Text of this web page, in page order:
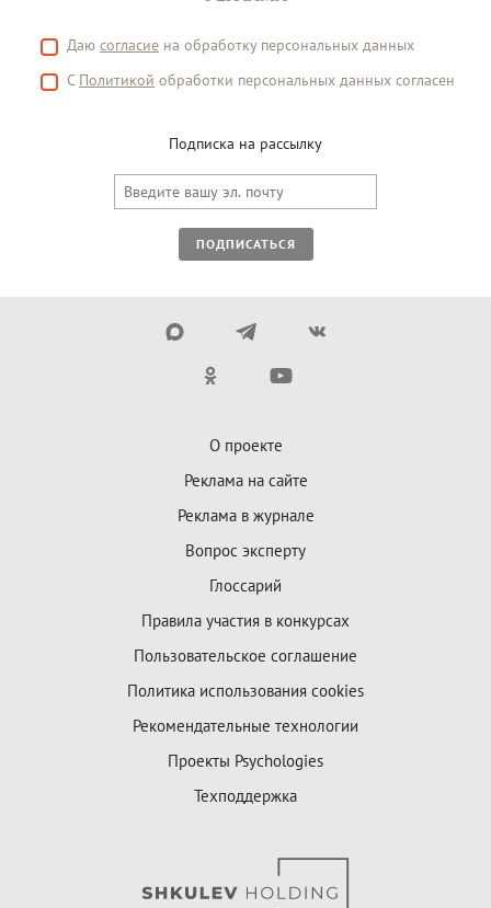
Даю согласие на обработку персональных данных
С Политикой обработки персональных данных согласен
Подписка на рассылку
ПОДПИСАТЬСЯ
О проекте
Реклама на сайте
Реклама в журнале
Вопрос эксперту
Глоссарий
Правила участия в конкурсах
Пользовательское соглашение
Политика использования cookies
Рекомендательные технологии
Проекты Psychologies
Техподдержка